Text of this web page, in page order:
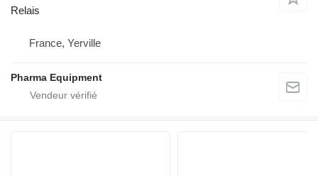
Relais
France, Yerville
Pharma Equipment